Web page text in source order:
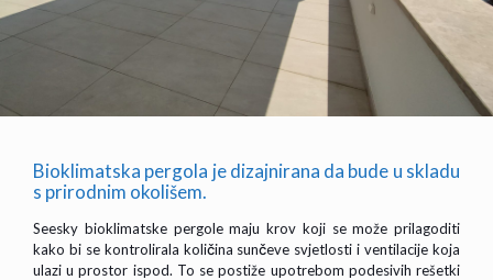
Bioklimatska pergola je dizajnirana da bude u skladu
s prirodnim okolišem.
Seesky bioklimatske pergole maju krov koji se može prilagoditi
kako bi se kontrolirala količina sunčeve svjetlosti i ventilacije koja
ulazi u prostor ispod. To se postiže upotrebom podesivih rešetki